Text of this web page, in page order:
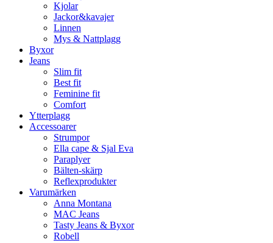
Kjolar
Jackor&kavajer
Linnen
Mys & Nattplagg
Byxor
Jeans
Slim fit
Best fit
Feminine fit
Comfort
Ytterplagg
Accessoarer
Strumpor
Ella cape & Sjal Eva
Paraplyer
Bälten-skärp
Reflexprodukter
Varumärken
Anna Montana
MAC Jeans
Tasty Jeans & Byxor
Robell